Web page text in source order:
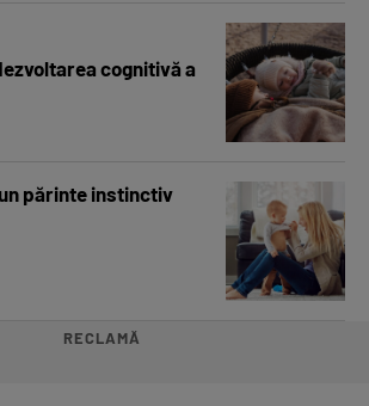
cognitivă a
părinte instinctiv
RECLAMĂ